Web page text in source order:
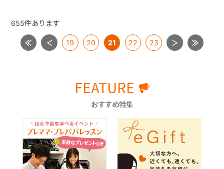
655件あります
19 20 21 22 23
FEATURE
おすすめ特集